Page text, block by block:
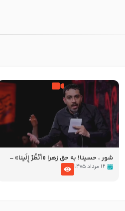
شور ، حسینا! به‌ حق زهرا «أُنْظُرْ إِلَینا» –
عزاداری شب هفتم ماه محرّم 1405
۱۲ مرداد ۱۴۰۵